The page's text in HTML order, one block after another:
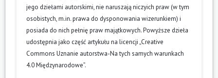
jego dziełami autorskimi, nie naruszają niczyich praw (w tym
osobistych, m.in. prawa do dysponowania wizerunkiem) i
posiada do nich pełnię praw majątkowych. Powyższe dzieła
udostępnia jako część artykułu na licencji „Creative
Commons Uznanie autorstwa-Na tych samych warunkach
4.0 Międzynarodowe”.